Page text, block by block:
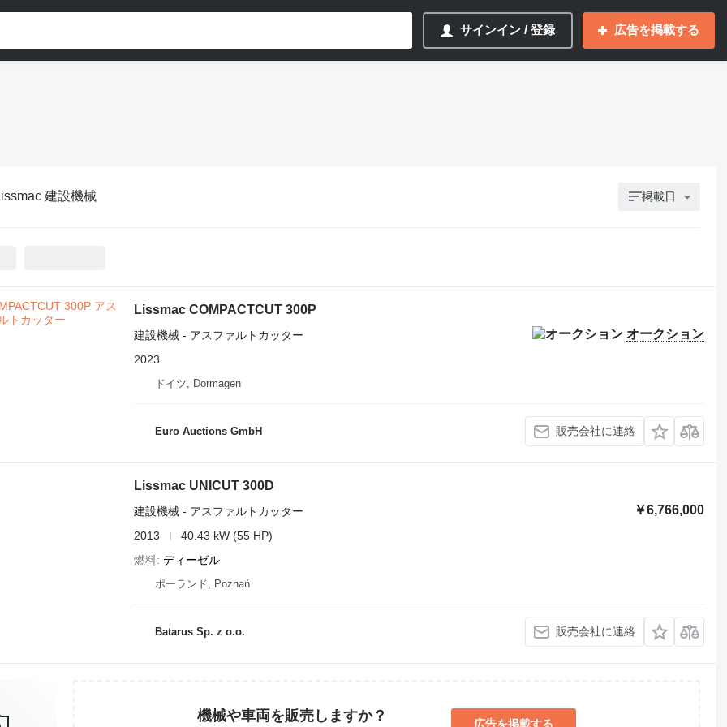
サインイン / 登録 広告を掲載する
建設機械 掲載日
Lissmac COMPACTCUT 300P
オークション
建設機械 - アスファルトカッター
2023
ドイツ, Dormagen
Euro Auctions GmbH 販売会社に連絡
Lissmac UNICUT 300D
￥6,766,000
建設機械 - アスファルトカッター
2013
40.43 kW (55 HP)
燃料 ディーゼル
ポーランド, Poznań
Batarus Sp. z o.o. 販売会社に連絡
機械や車両を販売しますか？
広告を掲載する